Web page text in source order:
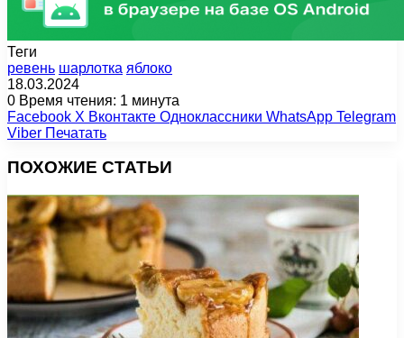
Теги
ревень шарлотка яблоко
18.03.2024
0 Время чтения: 1 минута
Facebook X Вконтакте Одноклассники WhatsApp Telegram
Viber Печатать
ПОХОЖИЕ СТАТЬИ